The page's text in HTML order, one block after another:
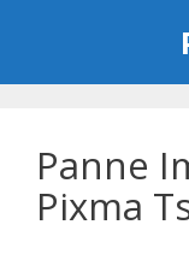
Panne
Pixma